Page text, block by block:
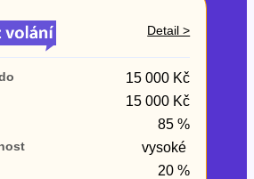
Detail >
15 000 Kč
15 000 Kč
85 %
vysoké
20 %